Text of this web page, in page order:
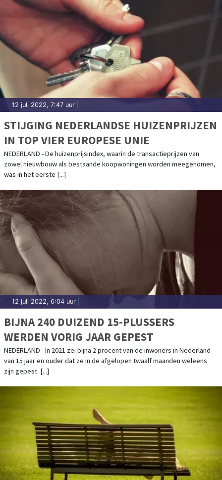
12 juli 2022, 7:47 uur
STIJGING NEDERLANDSE HUIZENPRIJZEN
IN TOP VIER EUROPESE UNIE
NEDERLAND - De huizenprijsindex, waarin de transactieprijzen van
zowel nieuwbouw als bestaande koopwoningen worden meegenomen,
was in het eerste [...]
12 juli 2022, 6:04 uur
BIJNA 240 DUIZEND 15-PLUSSERS
WERDEN VORIG JAAR GEPEST
NEDERLAND - In 2021 zei bijna 2 procent van de inwoners in Nederland
van 15 jaar en ouder dat ze in de afgelopen twaalf maanden weleens
zijn gepest. [...]